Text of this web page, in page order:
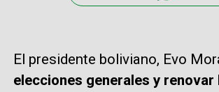
El presidente boliviano, Evo
elecciones generales y